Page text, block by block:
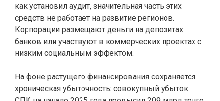
как установил аудит, значительная часть этих
средств не работает на развитие регионов.
Корпорации размещают деньги на депозитах
банков или участвуют в коммерческих проектах с
низким социальным эффектом.
На фоне растущего финансирования сохраняется
хроническая убыточность: совокупный убыток